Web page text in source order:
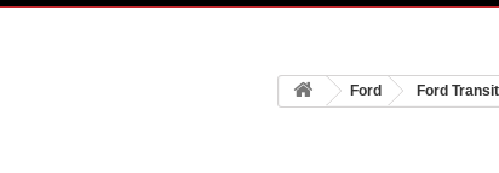
Ford Ford Transit